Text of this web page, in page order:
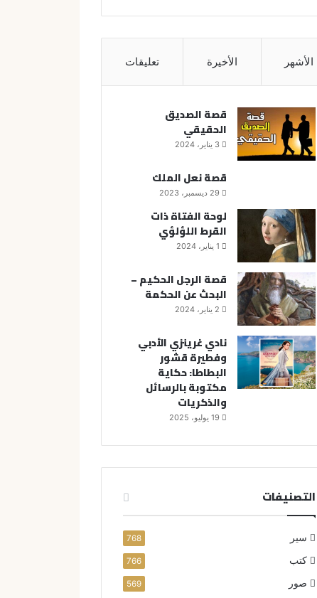
الأشهر الأخيرة تعليقات
قصة الصديق
الحقيقي
3 يناير، 2024
قصة نعل الملك
29 ديسمبر، 2023
لوحة الفتاة ذات
القرط اللؤلؤي
1 يناير، 2024
قصة الرجل الحكيم –
البحث عن الحكمة
2 يناير، 2024
نادي غرينزي الأدبي
وفطيرة قشور
البطاطا: حكاية
مكتوبة بالرسائل
والذكريات
19 يوليو، 2025
التصنيفات
سير 768
كتب 766
صور 569